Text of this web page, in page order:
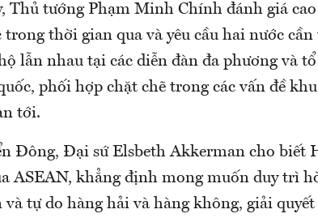
Thủ tướng Phạm Minh Chính đánh giá
trong thời gian qua và yêu cầu hai nước
lẫn nhau tại các diễn đàn đa phương và
phối hợp chặt chẽ trong các vấn đề
tới.
Đông, Đại sứ Elsbeth Akkerman cho biết
ASEAN, khẳng định mong muốn duy trì
tự do hàng hải và hàng không, giải